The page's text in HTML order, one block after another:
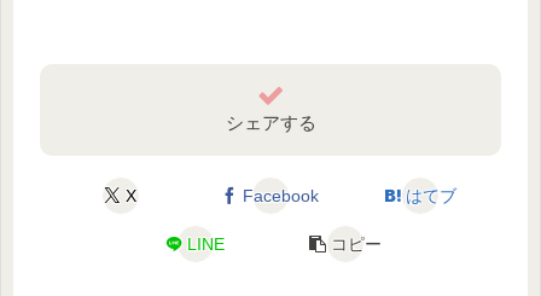
シェアする
X Facebook はてブ
LINE コピー